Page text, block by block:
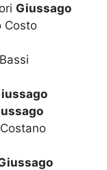
Giussago
Costo